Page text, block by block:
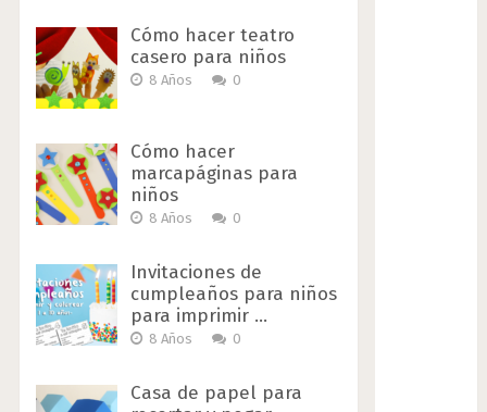
Cómo hacer teatro
casero para niños
8 Años 0
Cómo hacer
marcapáginas para
niños
8 Años 0
Invitaciones de
cumpleaños para niños
para imprimir …
8 Años 0
Casa de papel para